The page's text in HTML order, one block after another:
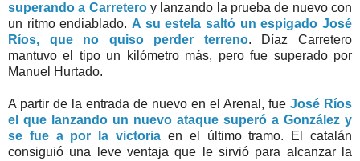
superando a Carretero y lanzando la prueba de nuevo con
un ritmo endiablado. A su estela saltó un espigado José
Ríos, que no quiso perder terreno. Díaz Carretero
mantuvo el tipo un kilómetro más, pero fue superado por
Manuel Hurtado.
A partir de la entrada de nuevo en el Arenal, fue José Ríos
el que lanzando un nuevo ataque superó a González y
se fue a por la victoria en el último tramo. El catalán
consiguió una leve ventaja que le sirvió para alcanzar la